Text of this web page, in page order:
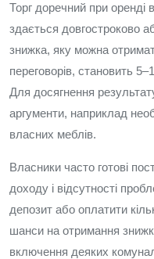
Торг доречний при
здається довгостроково
знижка, яку можна
переговорів, становить
Для досягнення
аргументи, наприклад
власних меблів.
Власники часто готові
доходу і відсутності
депозит або оплатити
шанси на отримання
включення деяких